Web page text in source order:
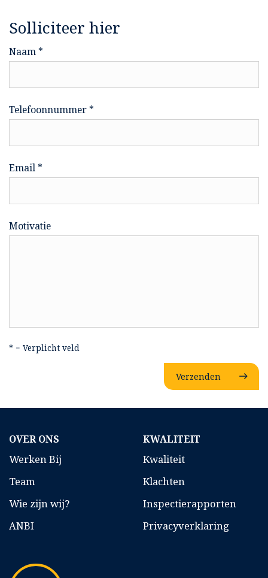
Solliciteer hier
Naam *
Telefoonnummer *
Email *
Motivatie
* = Verplicht veld
Verzenden
OVER ONS
Werken Bij
Team
Wie zijn wij?
ANBI
KWALITEIT
Kwaliteit
Klachten
Inspectierapporten
Privacyverklaring